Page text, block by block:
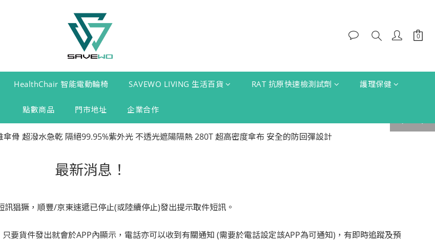
HealthChair 智能電動輪椅 SAVEWO LIVING 生活百貨 RAT 抗原快速檢測試劑 護理保健
點數商品 門市地址 企業合作
最新消息！
訊猖獗，順豐/京東速遞已停止(或陸續停止)發出提示取件短訊。
要貨件發出就會於APP內顯示，電話亦可以收到有關通知 (需要於電話設定該APP為可通知)，有即時追蹤及預